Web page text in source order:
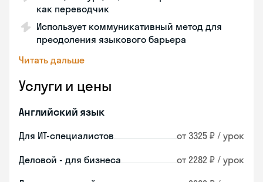
как переводчик
Использует коммуникативный метод для
преодоления языкового барьера
Читать дальше
Услуги и цены
Английский язык
Для ИТ-специалистов от 3325 ₽ / урок
Деловой - для бизнеса от 2282 ₽ / урок